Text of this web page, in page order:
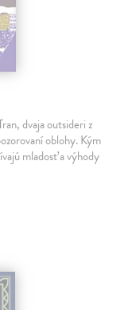
dvaja outsideri z
oblohy. Kým
mladosť a výhody